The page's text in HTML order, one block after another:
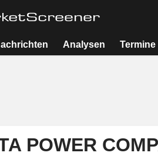
Analysen Termine
POWER